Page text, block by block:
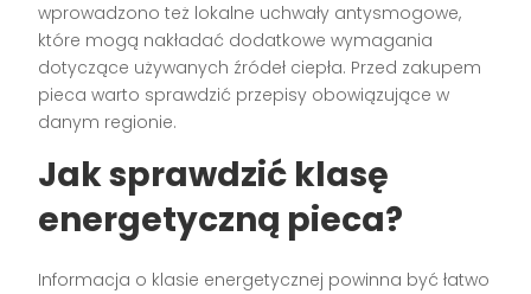
wprowadzono też lokalne uchwały antysmogowe,
które mogą nakładać dodatkowe wymagania
dotyczące używanych źródeł ciepła. Przed zakupem
pieca warto sprawdzić przepisy obowiązujące w
danym regionie.
Jak sprawdzić klasę
energetyczną pieca?
Informacja o klasie energetycznej powinna być łatwo